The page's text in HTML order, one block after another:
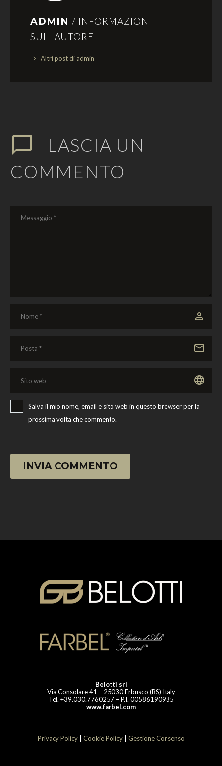
ADMIN / INFORMAZIONI
SULL'AUTORE
Altri post di admin
LASCIA UN
COMMENTO
Salva il mio nome, email e sito web in questo browser per la
prossima volta che commento.
INVIA COMMENTO
Belotti srl
Via Consolare 41 – 25030 Erbusco (BS) Italy
Tel. +39.030.7760257 – P.I. 00586190985
www.farbel.com
Privacy Policy| Cookie Policy| Gestione Consenso